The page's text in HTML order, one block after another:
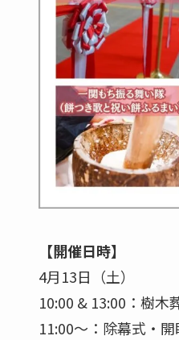
【開催日時】
4月13日（土）
10:00 & 13:00：樹木
11:00〜：除幕式・